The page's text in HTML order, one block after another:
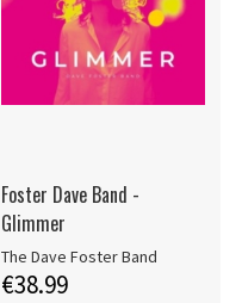
Foster Dave Band -
Glimmer
The Dave Foster Band
€38.99